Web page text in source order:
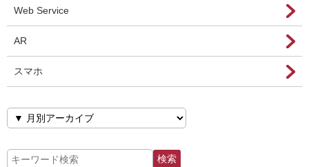
Web Service
AR
スマホ